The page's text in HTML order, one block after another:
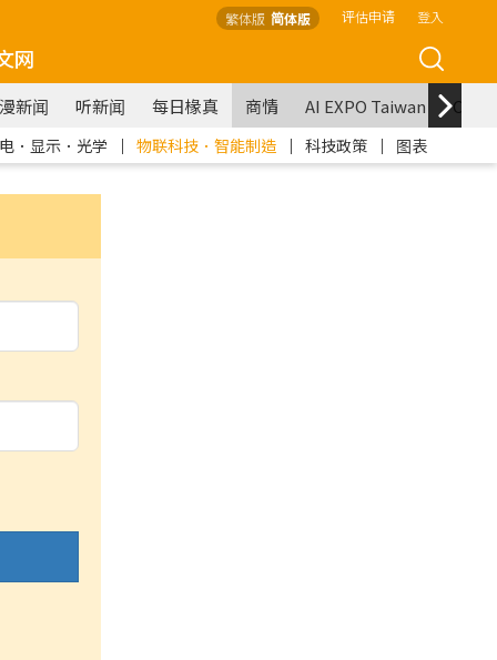
繁体版 简体版 评估申请 登入
网
漫新闻 听新闻 每日椽真 商情 AI EXPO Taiwan
．显示．光学 ｜ 物联科技．智能制造 ｜ 科技政策 ｜ 图表